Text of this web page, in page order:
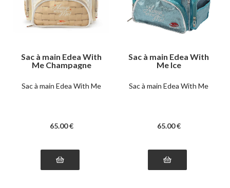
Sac à main Edea With
Me Champagne
Sac à main Edea With Me
65.00 €
Sac à main Edea With
Me Ice
Sac à main Edea With Me
65.00 €